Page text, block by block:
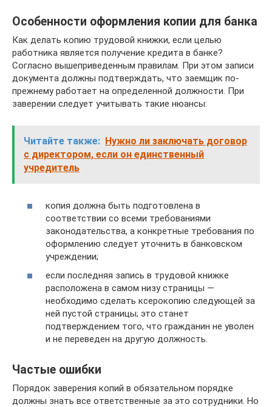
Особенности оформления копии для банка
Как делать копию трудовой книжки, если целью
работника является получение кредита в банке?
Согласно вышеприведенным правилам. При этом записи
документа должны подтверждать, что заемщик по-
прежнему работает на определенной должности. При
заверении следует учитывать такие нюансы:
Читайте также: Нужно ли заключать договор
с директором, если он единственный
учредитель
копия должна быть подготовлена в
соответствии со всеми требованиями
законодательства, а конкретные требования по
оформлению следует уточнить в банковском
учреждении;
если последняя запись в трудовой книжке
расположена в самом низу страницы —
необходимо сделать ксерокопию следующей за
ней пустой страницы; это станет
подтверждением того, что гражданин не уволен
и не переведен на другую должность.
Частые ошибки
Порядок заверения копий в обязательном порядке
должны знать все ответственные за это сотрудники. Но